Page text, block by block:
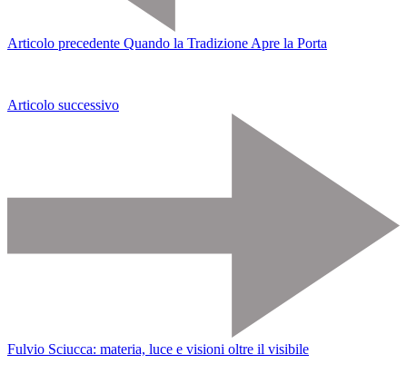
Articolo precedente Quando la Tradizione Apre la Porta
Articolo successivo
Fulvio Sciucca: materia, luce e visioni oltre il visibile